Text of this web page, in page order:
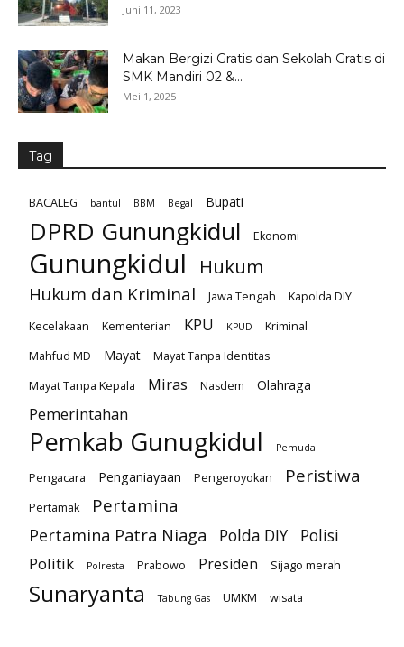
Juni 11, 2023
Makan Bergizi Gratis dan Sekolah Gratis di
SMK Mandiri 02 &...
Mei 1, 2025
Tag
BACALEG bantul BBM Begal Bupati
DPRD Gunungkidul Ekonomi
Gunungkidul Hukum
Hukum dan Kriminal Jawa Tengah
Kapolda DIY
Kecelakaan
Kementerian KPU KPUD
Kriminal
Mahfud MD
Mayat
Mayat Tanpa Identitas
Mayat Tanpa Kepala
Miras Nasdem Olahraga
Pemerintahan
Pemkab Gunugkidul Pemuda
Pengacara Penganiayaan Pengeroyokan Peristiwa
Pertamak Pertamina
Pertamina Patra Niaga Polda DIY
Polisi
Politik
Polresta Prabowo Presiden Sijago merah
Sunaryanta Tabung Gas UMKM wisata